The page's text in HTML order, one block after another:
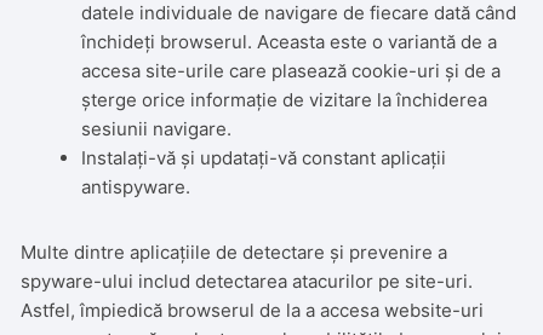
datele individuale de navigare de fiecare dată când
închideți browserul. Aceasta este o variantă de a
accesa site-urile care plasează cookie-uri și de a
șterge orice informație de vizitare la închiderea
sesiunii navigare.
Instalați-vă și updatați-vă constant aplicații
antispyware.
Multe dintre aplicațiile de detectare și prevenire a
spyware-ului includ detectarea atacurilor pe site-uri.
Astfel, împiedică browserul de la a accesa website-uri